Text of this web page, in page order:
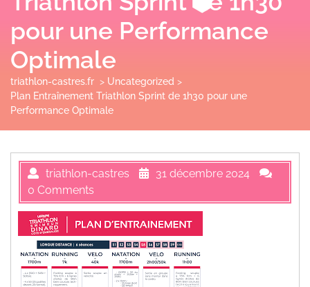
pour une Performance
Optimale
triathlon-castres.fr > Uncategorized >
Plan Entraînement Triathlon Sprint de 1h30 pour une
Performance Optimale
triathlon-castres
31 décembre 2024
0 Comments